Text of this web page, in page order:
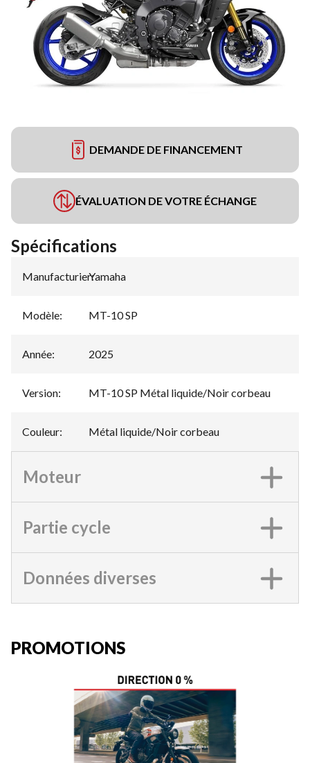
DEMANDE DE FINANCEMENT
ÉVALUATION DE VOTRE ÉCHANGE
Spécifications
Manufacturier:
Yamaha
Modèle: MT-10 SP
Année: 2025
Version: MT-10 SP Métal liquide/Noir corbeau
Couleur: Métal liquide/Noir corbeau
Moteur
Partie cycle
Données diverses
PROMOTIONS